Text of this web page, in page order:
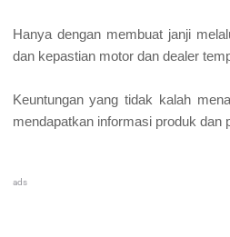
Hanya dengan membuat janji
dan kepastian motor dan dealer
Keuntungan yang tidak kalah
mendapatkan informasi produk dan
ads